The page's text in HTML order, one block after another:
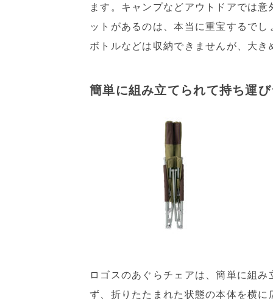
ます。キャンプなどアウトドアでは
ットがあるのは、本当に重宝するで
ボトルなどは収納できませんが、大
簡単に組み立てられて持ち運
ロゴスのあぐらチェアは、簡単に組
ず、折りたたまれた状態の本体を横